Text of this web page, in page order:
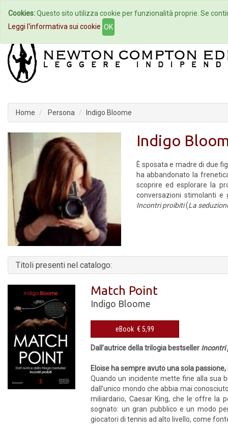
Home Autori Eventi
Home Persona Indigo Bloome
Indigo
È sposata e madre di due
ha abbandonato la
scoprire ed esplorare la
conversazioni stimolanti
Incontri proibiti(La
Titoli presenti nel catalogo:
Match Point
Indigo Bloome
eBook € 5,99
Dall’autrice della trilogia bestseller Incontri
Eloise ha sempre avuto una sola
Quando un incidente mette fine alla sua
dall’unico mondo che abbia mai
miliardario, Caesar King, che le offre la
sognato: un gran pubblico e un modo
giocatori di tennis ad alto livello, come
Cookies:Questo sito utilizza cookie per funzionalità proprie. Se
Leggi l'informativa sui cookie OK